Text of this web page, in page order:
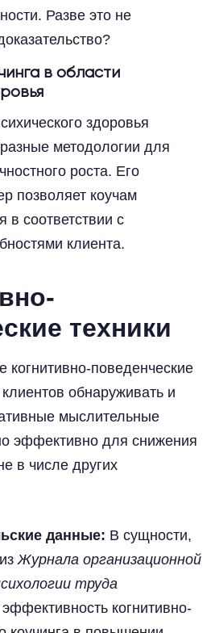
Разве это не
в области
здоровья
методологии для
роста. Его
позволяет коучам
в соответствии с
клиента.
техники
когнитивно-поведенческие
обнаруживать и
мыслительные
эффективно для снижения
в числе других
данные: В сущности,
Журнала организационной
труда
когнитивно-